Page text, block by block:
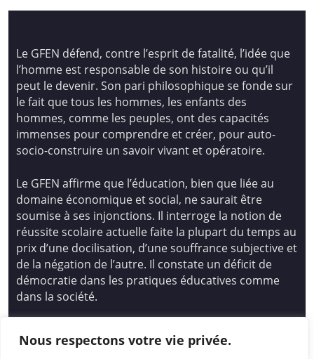
Nous respectons votre vie privée.
Le GFEN défend, contre l’esprit de fatalité, l’idée que
l’homme est responsable de son histoire ou qu’il
peut le devenir. Son pari philosophique se fonde sur
le fait que tous les hommes, les enfants des
hommes, comme les peuples, ont des capacités
immenses pour comprendre et créer, pour auto-
socio-construire un savoir vivant et opératoire.
Le GFEN affirme que l’éducation, bien que liée au
domaine économique et social, ne saurait être
soumise à ses injonctions. Il interroge la notion de
réussite scolaire actuelle faite la plupart du temps au
prix d’une docilisation, d’une souffrance subjective et
de la négation de l’autre. Il constate un déficit de
démocratie dans les pratiques éducatives comme
dans la société.
Nouvelle